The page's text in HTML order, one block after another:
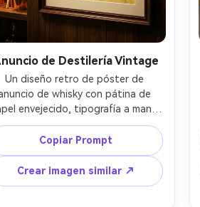
de Destilería Vintage
Un diseño retro de póster de
de whisky con pátina de
envejecido, tipografía a mano,
clásico de botella, etiqueta
de precio y filigranas decorativas
diseñado como un layout
de impresión con márgenes y
seguros, presentado como
Copiar Prompt
Crear imagen similar ↗
Gratis→